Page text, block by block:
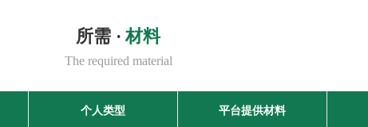
所需 · 材料
The required material
个人类型 平台提供材料